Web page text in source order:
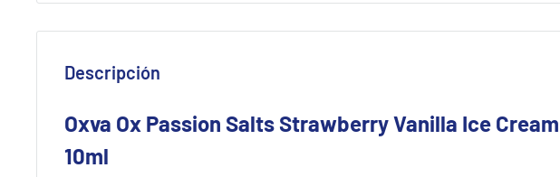
Descripción
Oxva Ox Passion Salts Strawberry Vanilla Ice Cream
10ml